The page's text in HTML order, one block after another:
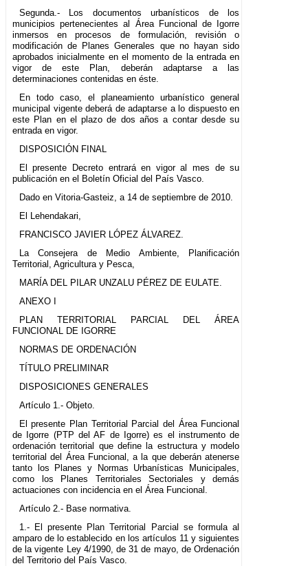
Segunda.- Los documentos urbanísticos de los
municipios pertenecientes al Área Funcional de Igorre
inmersos en procesos de formulación, revisión o
modificación de Planes Generales que no hayan sido
aprobados inicialmente en el momento de la entrada en
vigor de este Plan, deberán adaptarse a las
determinaciones contenidas en éste.
En todo caso, el planeamiento urbanístico general
municipal vigente deberá de adaptarse a lo dispuesto en
este Plan en el plazo de dos años a contar desde su
entrada en vigor.
DISPOSICIÓN FINAL
El presente Decreto entrará en vigor al mes de su
publicación en el Boletín Oficial del País Vasco.
Dado en Vitoria-Gasteiz, a 14 de septiembre de 2010.
El Lehendakari,
FRANCISCO JAVIER LÓPEZ ÁLVAREZ.
La Consejera de Medio Ambiente, Planificación
Territorial, Agricultura y Pesca,
MARÍA DEL PILAR UNZALU PÉREZ DE EULATE.
ANEXO I
PLAN TERRITORIAL PARCIAL DEL ÁREA
FUNCIONAL DE IGORRE
NORMAS DE ORDENACIÓN
TÍTULO PRELIMINAR
DISPOSICIONES GENERALES
Artículo 1.- Objeto.
El presente Plan Territorial Parcial del Área Funcional
de Igorre (PTP del AF de Igorre) es el instrumento de
ordenación territorial que define la estructura y modelo
territorial del Área Funcional, a la que deberán atenerse
tanto los Planes y Normas Urbanísticas Municipales,
como los Planes Territoriales Sectoriales y demás
actuaciones con incidencia en el Área Funcional.
Artículo 2.- Base normativa.
1.- El presente Plan Territorial Parcial se formula al
amparo de lo establecido en los artículos 11 y siguientes
de la vigente Ley 4/1990, de 31 de mayo, de Ordenación
del Territorio del País Vasco.